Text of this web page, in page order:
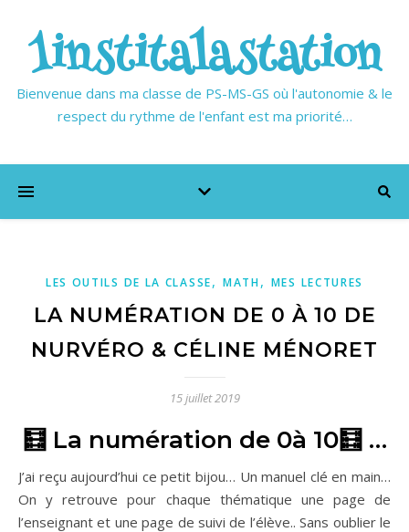
1institalastation
Bienvenue dans ma classe de PS-MS-GS où l'autonomie & le
respect du rythme de l'enfant est ma priorité…
LES OUTILS DE LA CLASSE, MATH, MES LECTURES
LA NUMÉRATION DE 0 À 10 DE
NURVÉRO & CÉLINE MÉNORET
15 juillet 2019
🧮 La numération de 0à 10🧮 …
J’ai reçu aujourd’hui ce petit bijou… Un manuel clé en main…
On y retrouve pour chaque thématique une page de
l’enseignant et une page de suivi de l’élève.. Sans oublier le